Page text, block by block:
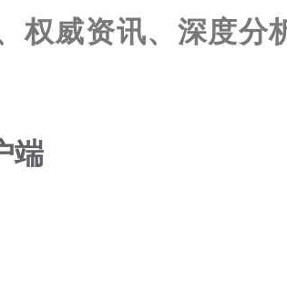
权威资讯、深度分
端